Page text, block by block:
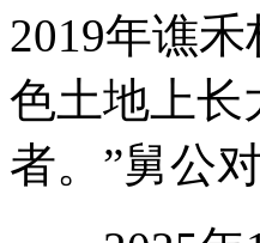
2019年谯
色土地上长
者。”舅公